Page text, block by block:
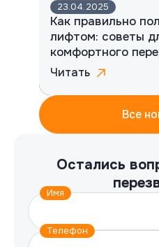
23.04.2025
Как правильно
лифтом: советы
комфортного
Читать
Все
Остались
Имя
Телефон